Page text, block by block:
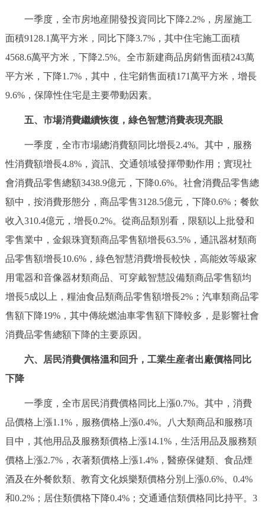
一季度，全市房地産開發投資同比下降2.2%，房屋施工
面積9128.1萬平方米，同比下降3.7%，其中住宅施工面積
4568.6萬平方米，下降2.5%。全市新建商品房銷售面積243萬
平方米，下降1.7%，其中，住宅銷售面積171萬平方米，增長
9.6%，保障性住宅是主要帶動因素。
五、市場消費繼續恢復，綠色智慧消費表現亮眼
一季度，全市市場總消費額同比增長2.4%。其中，服務
性消費額增長4.8%，資訊、交通領域發揮帶動作用；實現社
會消費品零售總額3438.9億元，下降0.6%。社會消費品零售總
額中，按消費形態分，商品零售3128.5億元，下降0.6%；餐飲
收入310.4億元，增長0.2%。從商品類別看，限額以上批發和
零售業中，金銀珠寶類商品零售額增長63.5%，通訊器材類商
品零售額增長10.6%，綠色智慧消費增長較快，高能效等級家
用電器和音像器材類商品、可穿戴智慧設備類商品零售額均
增長5成以上，糧油食品類商品零售額增長2%；汽車類商品零
售額下降19%，其中傳統燃油車零售額下降較多，是影響社會
消費品零售總額下降的主要原因。
六、居民消費價格溫和回升，工業生産者出廠價格同比
下降
一季度，全市居民消費價格同比上漲0.7%。其中，消費
品價格上漲1.1%，服務價格上漲0.4%。八大類商品和服務項
目中，其他用品及服務類價格上漲14.1%，生活用品及服務類
價格上漲2.7%，衣著類價格上漲1.4%，醫療保健類、食品煙
酒及在外餐飲類、教育文化娛樂類價格分別上漲0.6%、0.4%
和0.2%；居住類價格下降0.4%；交通通信類價格同比持平。3